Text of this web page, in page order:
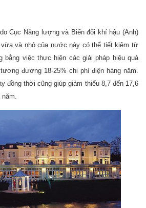
Cục Năng lượng và Biến đổi khí hậu (Anh)
và nhỏ của nước này có thể tiết kiệm từ
bằng việc thực hiện các giải pháp hiệu quả
đương 18-25% chi phí điện hàng năm.
đồng thời cũng giúp giảm thiểu 8,7 đến 17,6
năm.